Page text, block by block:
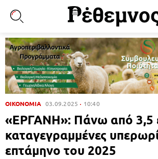
ΟΙΚΟΝΟΜΙΑ 03.09.2025 10:40
«ΕΡΓΑΝΗ»: Πάνω από 3,5
καταγεγραμμένες
επτάμηνο του 2025